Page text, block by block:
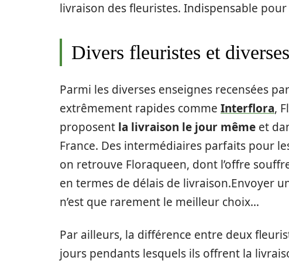
livraison des fleuristes. Indispensable
Divers fleuristes et
Parmi les diverses enseignes recensées
extrêmement rapides comme Interflora,
proposent la livraison le jour même et
France. Des intermédiaires parfaits pour
on retrouve Floraqueen, dont l’offre
en termes de délais de livraison.Envoyer
n’est que rarement le meilleur choix…
Par ailleurs, la différence entre deux
jours pendants lesquels ils offrent la